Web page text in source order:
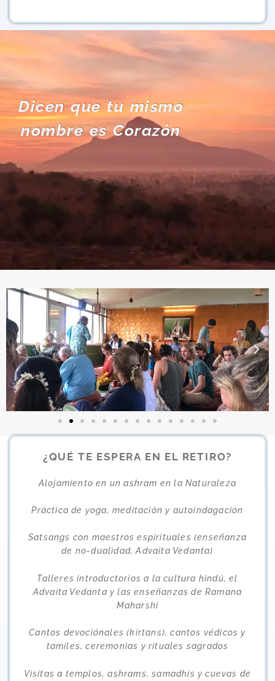
Dicen que tu mismo
nombre es Corazón
¿QUÉ TE ESPERA EN EL RETIRO?
Alojamiento en un ashram en la Naturaleza
Práctica de yoga, meditación y autoindagación
Satsangs con maestros espirituales (enseñanza
de no-dualidad, Advaita Vedanta)
Talleres introductorios a la cultura hindú, el
Advaita Vedanta y las enseñanzas de Ramana
Maharshi
Cantos devociónales (kirtans), cantos védicos y
tamiles, ceremonias y rituales sagrados
Visitas a templos, ashrams, samadhis y cuevas de